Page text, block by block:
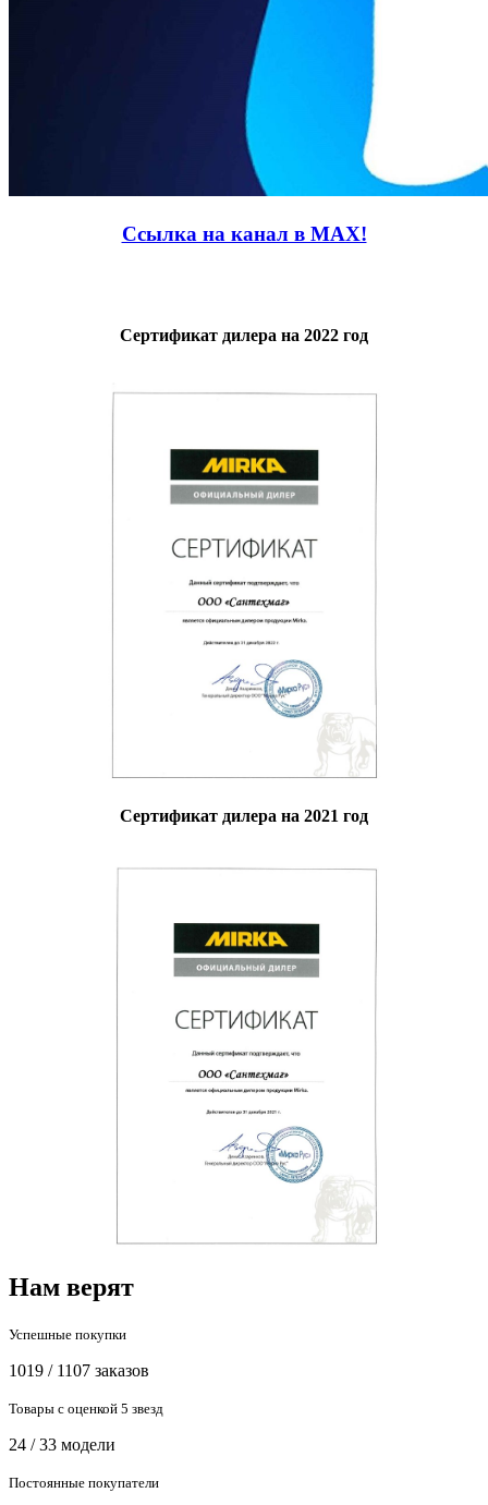
Ссылка на канал в MAX!
Сертификат дилера на 2022 год
Сертификат дилера на 2021 год
Нам верят
Успешные покупки
1019 / 1107 заказов
Товары с оценкой 5 звезд
24 / 33 модели
Постоянные покупатели